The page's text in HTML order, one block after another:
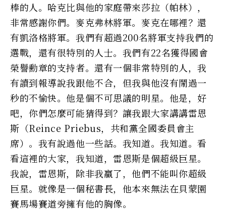
棒的人。哈克比與他的家庭帶來莎拉（帕林），
非常感謝你們。麥克弗林將軍。麥克在哪裡？還
有凱洛格將軍。我們有超過200名將軍支持我們的
選戰，還有很特別的人士。我們有22名獲得國會
榮譽勳章的支持者。還有一個非常特別的人，我
有讀到報導說我跟他不合，但我與他沒有鬧過一
秒的不愉快。他是個不可思議的明星。他是，好
吧，你們怎麼可能猜得到？讓我跟大家講講雷恩
斯（Reince Priebus，共和黨全國委員會主
席）。我有說過他一些話。我知道。我知道。看
看這裡的大家，我知道，雷恩斯是個超級巨星。
我說，雷恩斯，除非我贏了，他們不能叫你超級
巨星。就像是一個秘書長，他本來無法在貝蒙園
賽馬場賽道旁擁有他的胸像。